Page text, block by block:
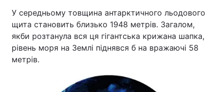
У середньому товщина антарктичного льодового
щита становить близько 1948 метрів. Загалом,
якби розтанула вся ця гігантська крижана шапка,
рівень моря на Землі піднявся б на вражаючі 58
метрів.